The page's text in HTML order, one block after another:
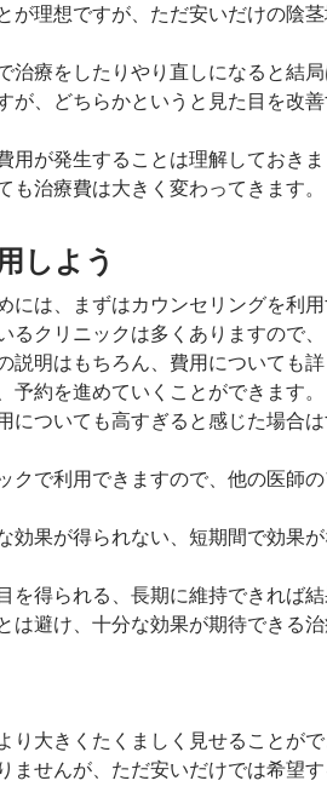
が理想ですが、ただ安いだけの陰
療をしたりやり直しになると結局
が、どちらかというと見た目を改
が発生することは理解しておきま
治療費は大きく変わってきます。
しよう
は、まずはカウンセリングを利用
るクリニックは多くありますので
説明はもちろん、費用についても詳
約を進めていくことができます。
についても高すぎると感じた場合
クで利用できますので、他の医師
効果が得られない、短期間で効果
を得られる、長期に維持できれば
は避け、十分な効果が期待できる治
大きくたくましく見せることがで
ませんが、ただ安いだけでは希望